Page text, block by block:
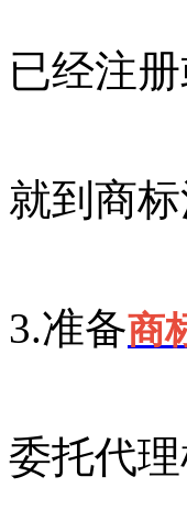
已经注
就到商
3.准备商
委托代